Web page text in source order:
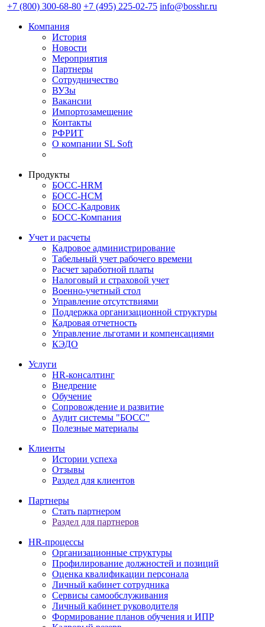
+7 (800) 300-68-80 +7 (495) 225-02-75 info@bosshr.ru
Компания
История
Новости
Мероприятия
Партнеры
Сотрудничество
ВУЗы
Вакансии
Импортозамещение
Контакты
РФРИТ
О компании SL Soft
Продукты
БОСС-HRM
БОСС-HCM
БОСС-Кадровик
БОСС-Компания
Учет и расчеты
Кадровое администрирование
Табельный учет рабочего времени
Расчет заработной платы
Налоговый и страховой учет
Военно-учетный стол
Управление отсутствиями
Поддержка организационной структуры
Кадровая отчетность
Управление льготами и компенсациями
КЭДО
Услуги
HR-консалтинг
Внедрение
Обучение
Сопровождение и развитие
Аудит системы "БОСС"
Полезные материалы
Клиенты
Истории успеха
Отзывы
Раздел для клиентов
Партнеры
Стать партнером
Раздел для партнеров
HR-процессы
Организационные структуры
Профилирование должностей и позиций
Оценка квалификации персонала
Личный кабинет сотрудника
Сервисы самообслуживания
Личный кабинет руководителя
Формирование планов обучения и ИПР